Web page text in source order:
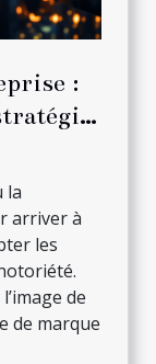
:
la
arriver à
les
de
de marque